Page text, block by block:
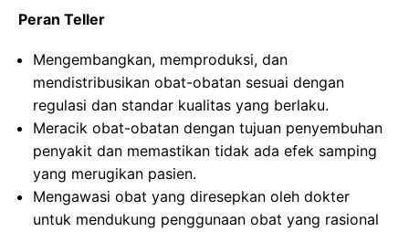
Peran Teller
Mengembangkan, memproduksi, dan
mendistribusikan obat-obatan sesuai dengan
regulasi dan standar kualitas yang berlaku.
Meracik obat-obatan dengan tujuan penyembuhan
penyakit dan memastikan tidak ada efek samping
yang merugikan pasien.
Mengawasi obat yang diresepkan oleh dokter
untuk mendukung penggunaan obat yang rasional